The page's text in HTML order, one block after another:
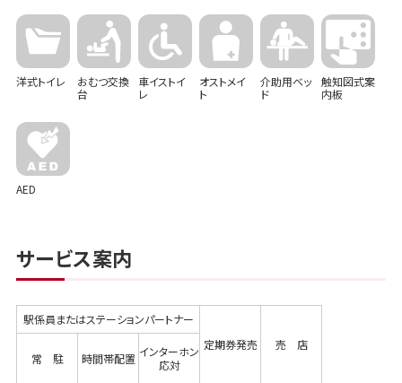
洋式トイレ
おむつ交換
台
車イストイ
レ
オストメイ
ト
介助用ベッ
ド
触知図式案
内板
AED
サービス案内
駅係員またはステーションパートナー
定期券発売
売 店
常 駐
時間帯配置 インターホン
応対